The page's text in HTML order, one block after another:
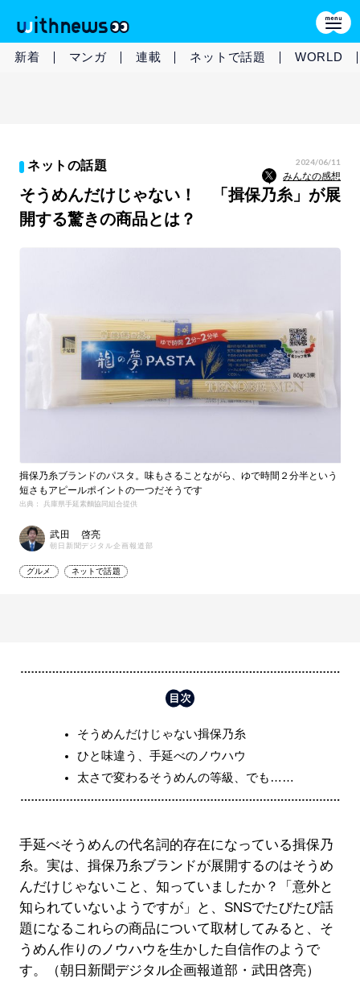
新着 マンガ 連載 ネットで話題 WORLD
ネットの話題 2024/06/11
みんなの感想
そうめんだけじゃない！ 「揖保乃糸」が展
開する驚きの商品とは？
揖保乃糸ブランドのパスタ。味もさることながら、ゆで時間２分半という
短さもアピールポイントの一つだそうです
出典： 兵庫県手延素麵協同組合提供
武田 啓亮
朝日新聞デジタル企画報道部
グルメ ネットで話題
そうめんだけじゃない揖保乃糸
ひと味違う、手延べのノウハウ
太さで変わるそうめんの等級、でも……
手延べそうめんの代名詞的存在になっている揖保乃
糸。実は、揖保乃糸ブランドが展開するのはそうめ
んだけじゃないこと、知っていましたか？「意外と
知られていないようですが」と、SNSでたびたび話
題になるこれらの商品について取材してみると、そ
うめん作りのノウハウを生かした自信作のようで
す。（朝日新聞デジタル企画報道部・武田啓亮）